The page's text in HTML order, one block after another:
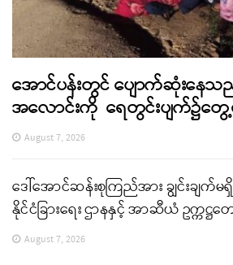
အောင်ပန်းတွင် ပျောက်ဆုံးန
အလောင်းကို ရေတွင်းပျက်၌တွ
August 7, 2026
ဒေါ်အောင်ဆန်းစုကြည်အား ချွင်းချက်
နိုင်ငံခြားရေး ဌာနနှင့် အာဆီယံ ဥက္ကဋ္ဌ
August 7, 2026